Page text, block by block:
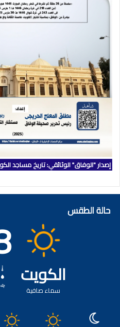
إصدار "الوفاق" الوثائقي: تاريخ مساجد
حالة الطقس
الكويت
سماء صافية